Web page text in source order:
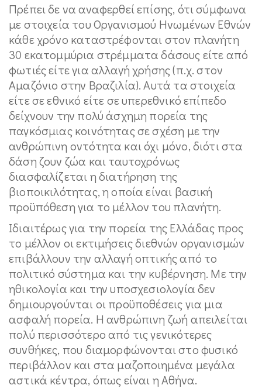
Πρέπει δε να αναφερθεί επίσης, ότι σύμφωνα
με στοιχεία του Οργανισμού Ηνωμένων Εθνών
κάθε χρόνο καταστρέφονται στον πλανήτη
30 εκατομμύρια στρέμματα δάσους είτε από
φωτιές είτε για αλλαγή χρήσης (π.χ. στον
Αμαζόνιο στην Βραζιλία). Αυτά τα στοιχεία
είτε σε εθνικό είτε σε υπερεθνικό επίπεδο
δείχνουν την πολύ άσχημη πορεία της
παγκόσμιας κοινότητας σε σχέση με την
ανθρώπινη οντότητα και όχι μόνο, διότι στα
δάση ζουν ζώα και ταυτοχρόνως
διασφαλίζεται η διατήρηση της
βιοποικιλότητας, η οποία είναι βασική
προϋπόθεση για το μέλλον του πλανήτη.
Ιδιαιτέρως για την πορεία της Ελλάδας προς
το μέλλον οι εκτιμήσεις διεθνών οργανισμών
επιβάλλουν την αλλαγή οπτικής από το
πολιτικό σύστημα και την κυβέρνηση. Με την
ηθικολογία και την υποσχεσιολογία δεν
δημιουργούνται οι προϋποθέσεις για μια
ασφαλή πορεία. Η ανθρώπινη ζωή απειλείται
πολύ περισσότερο από τις γενικότερες
συνθήκες, που διαμορφώνονται στο φυσικό
περιβάλλον και στα μαζοποιημένα μεγάλα
αστικά κέντρα, όπως είναι η Αθήνα.